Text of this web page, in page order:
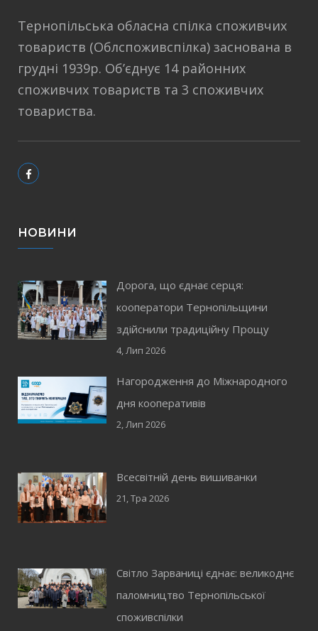
Тернопільська обласна спілка споживчих
товариств (Облспоживспілка) заснована в
грудні 1939р. Об’єднує 14 районних
споживчих товариств та 3 споживчих
товариства.
НОВИНИ
Дорога, що єднає серця:
кооператори Тернопільщини
здійснили традиційну Прощу
4, Лип 2026
Нагородження до Міжнародного
дня кооперативів
2, Лип 2026
Всесвітній день вишиванки
21, Тра 2026
Світло Зарваниці єднає: великоднє
паломництво Тернопільської
споживспілки